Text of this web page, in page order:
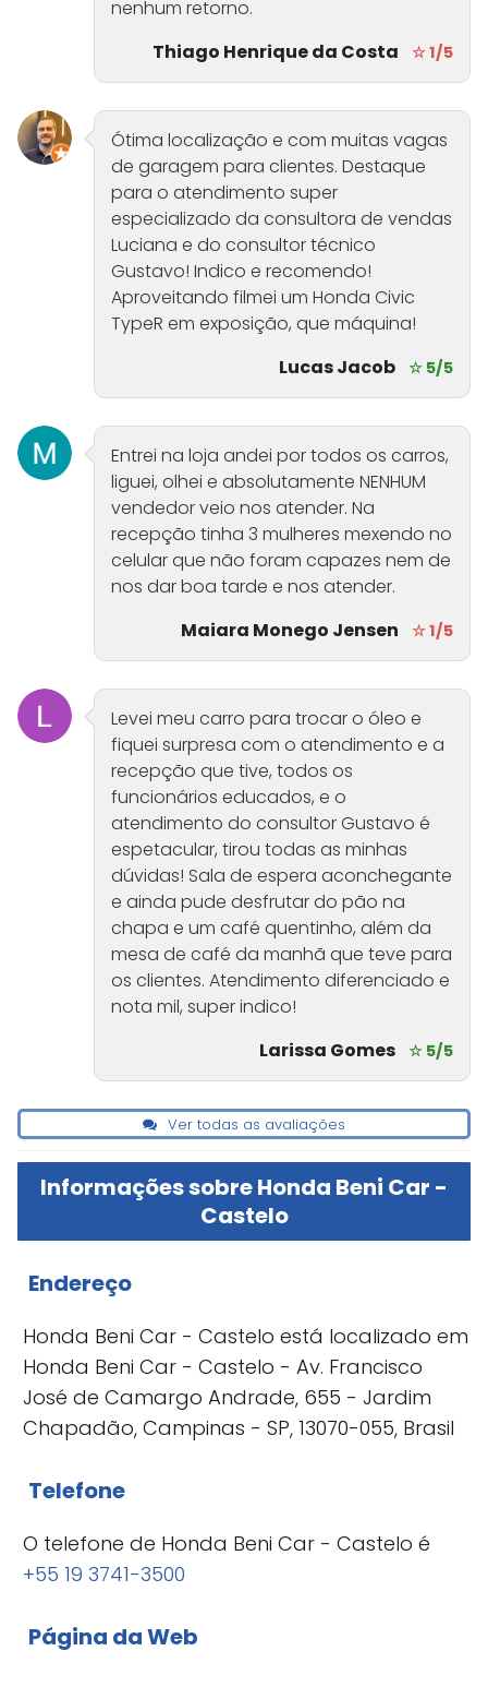
nenhum retorno.
Thiago Henrique da Costa
☆ 1/5
Ótima localização e com muitas vagas
de garagem para clientes. Destaque
para o atendimento super
especializado da consultora de vendas
Luciana e do consultor técnico
Gustavo! Indico e recomendo!
Aproveitando filmei um Honda Civic
TypeR em exposição, que máquina!
Lucas Jacob ☆ 5/5
Entrei na loja andei por todos os carros,
liguei, olhei e absolutamente NENHUM
vendedor veio nos atender. Na
recepção tinha 3 mulheres mexendo no
celular que não foram capazes nem de
nos dar boa tarde e nos atender.
Maiara Monego Jensen
☆ 1/5
Levei meu carro para trocar o óleo e
fiquei surpresa com o atendimento e a
recepção que tive, todos os
funcionários educados, e o
atendimento do consultor Gustavo é
espetacular, tirou todas as minhas
dúvidas! Sala de espera aconchegante
e ainda pude desfrutar do pão na
chapa e um café quentinho, além da
mesa de café da manhã que teve para
os clientes. Atendimento diferenciado e
nota mil, super indico!
Larissa Gomes ☆ 5/5
Ver todas as avaliações
Informações sobre Honda Beni Car -
Castelo
Endereço
Honda Beni Car - Castelo está localizado em
Honda Beni Car - Castelo - Av. Francisco
José de Camargo Andrade, 655 - Jardim
Chapadão, Campinas - SP, 13070-055, Brasil
Telefone
O telefone de Honda Beni Car - Castelo é
+55 19 3741-3500
Página da Web